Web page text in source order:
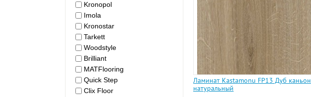
Kronopol
Imola
Kronostar
Tarkett
Woodstyle
Brilliant
MATFlooring
Quick Step
Clix Floor
Ламинат Kastamonu FP13 Дуб каньон
натуральный